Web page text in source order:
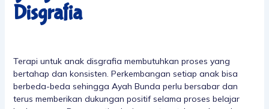
Disgrafia
Terapi untuk anak disgrafia membutuhkan proses yang
bertahap dan konsisten. Perkembangan setiap anak bisa
berbeda-beda sehingga Ayah Bunda perlu bersabar dan
terus memberikan dukungan positif selama proses belajar